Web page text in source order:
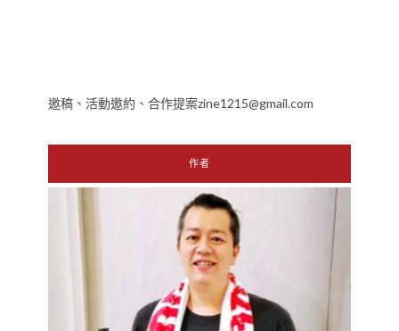
邀稿、活動邀約、合作提案zine1215@gmail.com
作者